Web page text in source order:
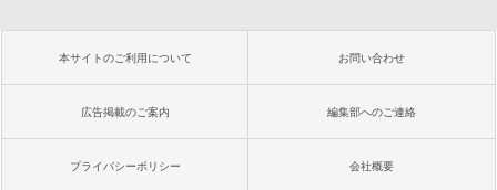
本サイトのご利用について お問い合わせ
広告掲載のご案内 編集部へのご連絡
プライバシーポリシー 会社概要